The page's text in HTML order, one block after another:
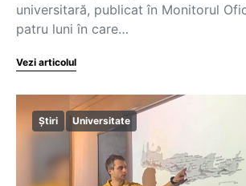
universitară, publicat în Monitorul
patru luni în care…
Vezi articolul
Știri Universitate